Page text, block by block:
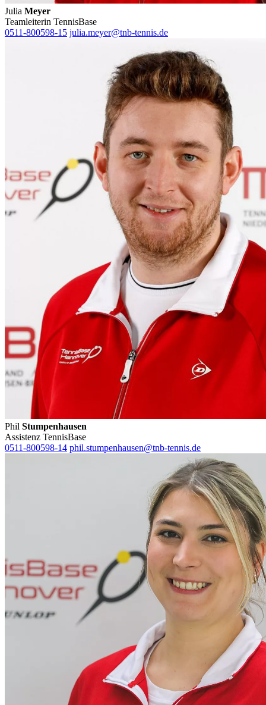
Julia Meyer
Teamleiterin TennisBase
0511-800598-15 julia.meyer@tnb-tennis.de
Phil Stumpenhausen
Assistenz TennisBase
0511-800598-14 phil.stumpenhausen@tnb-tennis.de